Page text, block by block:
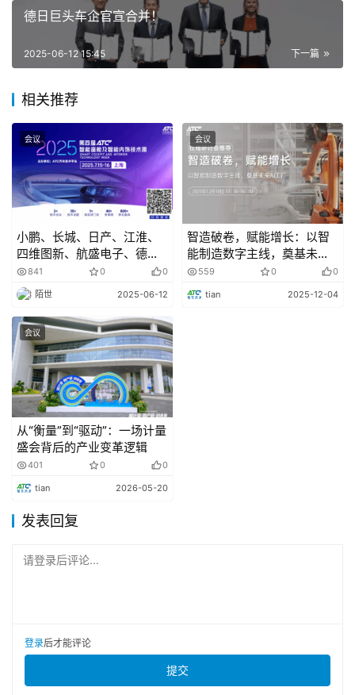
7月10日 上午
• 08:00-09:00
会议签到
Sign in
• 09:00-09:30
Achieve Business Goal Bootcamp
• 09:30-10:00
人力数字化与智能共享中心的构建
Construction of Human Resource Digitalization
and Intelligent Sharing Center
• 10:00-10:30
茶歇&商务交流
• 10:30-11:0
基于AI数据分析的组织效能诊断与人效预测优化
德日巨头车企官宣合并！
下一篇
2025-06-12 15:45
相关推荐
会议
小鹏、长城、日产、江淮、
四维图新、航盛电子、德赛
西威等30+企业共聚座舱技
术周，和你共探前沿技术
841 0 0
陌世 2025-06-12
会议
智造破卷，赋能增长：以智
能制造数字主线，奠基未来
AI 工厂
559 0 0
tian 2025-12-04
会议
从“衡量”到“驱动”：一场计量
盛会背后的产业变革逻辑
401 0 0
tian 2026-05-20
发表回复
请登录后评论...
登录后才能评论
提交